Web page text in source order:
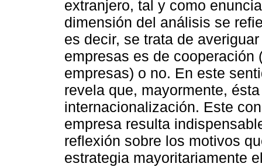
extranjero, tal y como
dimensión del análisis se
es decir, se trata de
empresas es de cooperación
empresas) o no. En este
revela que, mayormente,
internacionalización. Este
empresa resulta
reflexión sobre los motivos
estrategia mayoritariamente